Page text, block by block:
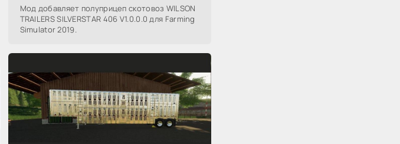
Мод добавляет полуприцеп скотовоз WILSON
TRAILERS SILVERSTAR 406 V1.0.0.0 для Farming
Simulator 2019.